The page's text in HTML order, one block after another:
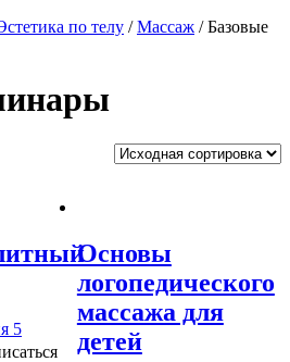
по телу /Массаж /Базовые
5
Основы
логопедического
массажа для
детей